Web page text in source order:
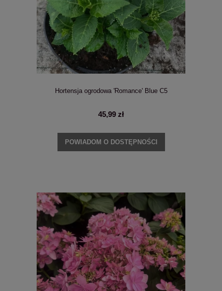
Hortensja ogrodowa 'Romance' Blue C5
45,99 zł
POWIADOM O DOSTĘPNOŚCI